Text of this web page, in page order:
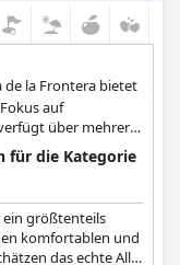
de la Frontera bietet
auf
über mehrere
für die Kategorie
ein größtenteils
komfortablen und
das echte All-